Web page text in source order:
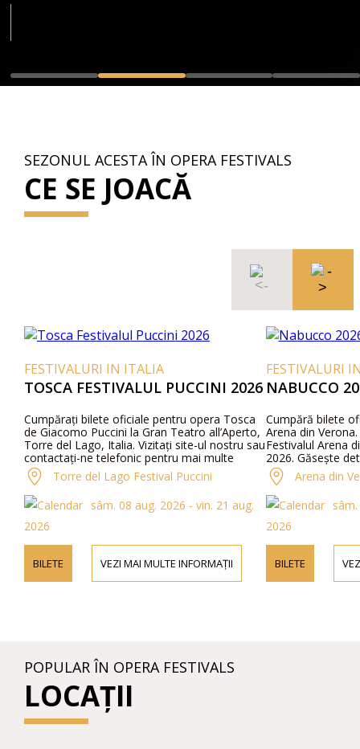
SEZONUL ACESTA ÎN OPERA FESTIVALS
CE SE JOACĂ
FESTIVALURI IN ITALIA
TOSCA FESTIVALUL PUCCINI 2026
Cumpărați bilete oficiale pentru opera Tosca
de Giacomo Puccini la Gran Teatro all’Aperto,
Torre del Lago, Italia. Vizitați site-ul nostru sau
contactați-ne telefonic pentru mai multe
informații despre artiști, detalii ale
programului și prețurile biletelor.
Torre del Lago Festival Puccini
sâm. 08 aug. 2026 - vin. 21 aug.
2026
BILETE VEZI MAI MULTE INFORMAȚII
FESTIVALURI
NABUCCO
Cumpără bilete
Arena din
Festivalul Arena
2026. Găsește
program și
Arena din
2026
BILETE
POPULAR ÎN OPERA FESTIVALS
LOCAȚII